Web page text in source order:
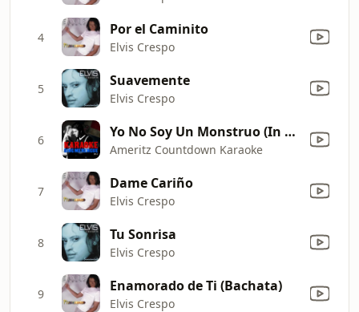
4 Por el Caminito
Elvis Crespo
5 Suavemente
Elvis Crespo
6 Yo No Soy Un Monstruo (In the Style of Elvis Crespo & Ilegales) [Karaoke Version]
Ameritz Countdown Karaoke
7 Dame Cariño
Elvis Crespo
8 Tu Sonrisa
Elvis Crespo
9 Enamorado de Ti (Bachata)
Elvis Crespo